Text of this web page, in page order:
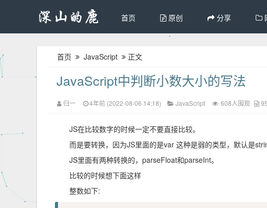
首页 原创 分享
首页 JavaScript 正文
JavaScript中判断小数大小的写法
归一 4年前 (2022-08-06 14:18) JavaScript 608人围观
JS在比较数字的时候一定不要直接比较。
而是要转换，因为JS里面的是var 这种是弱的类型，默认是
JS里面有两种转换的，parseFloat和parseInt。
比较的时候想下面这样
整数如下: